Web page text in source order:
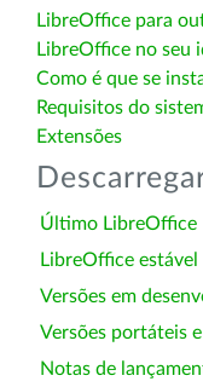
LibreOffice para
LibreOffice no seu
Como é que se
Requisitos do
Extensões
Último LibreOffice
LibreOffice estável
Versões em
Versões portáteis
Notas de